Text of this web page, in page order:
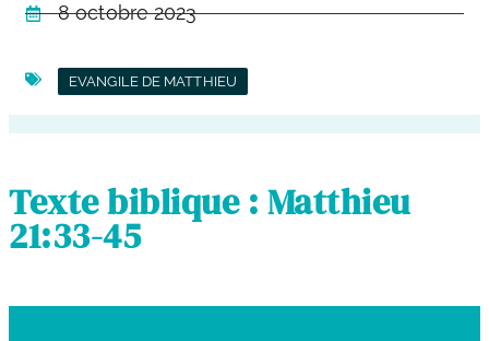
8 octobre 2023
EVANGILE DE MATTHIEU
Texte biblique : Matthieu
21:33-45